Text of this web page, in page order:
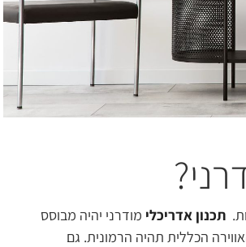
תכנון אדריכלי מודרני יהיה מבוסס
הכללית תהיה הרמונית. גם